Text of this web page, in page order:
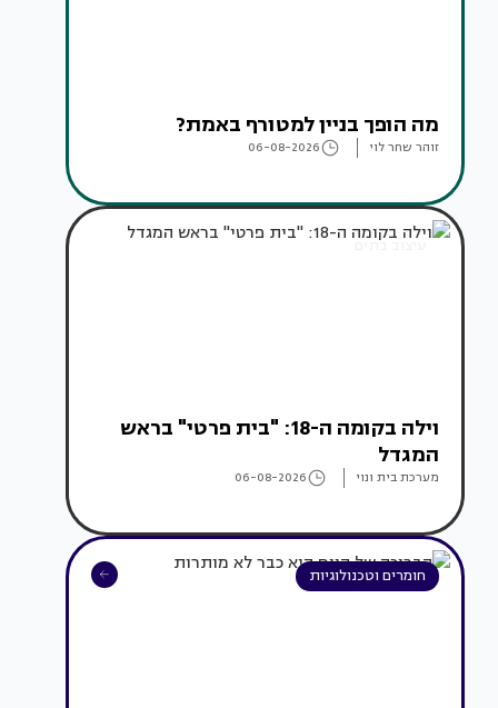
מה הופך בניין למטורף באמת?
זוהר שחר לוי 06-08-2026
עיצוב בתים
וילה בקומה ה-18: "בית פרטי" בראש
המגדל
מערכת בית ונוי 06-08-2026
חומרים וטכנולוגיות